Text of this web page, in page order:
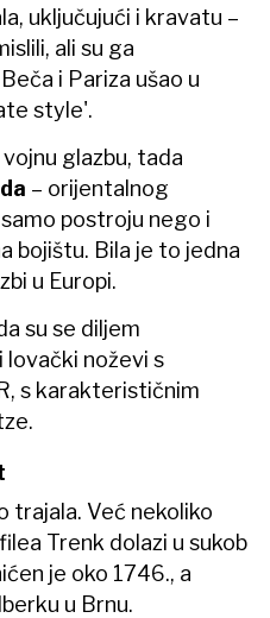
uključujući i kravatu –
ali su ga
i Pariza ušao u
style'.
glazbu, tada
– orijentalnog
postroju nego i
bojištu. Bila je to jedna
u Europi.
su se diljem
noževi s
s karakterističnim
trajala. Već nekoliko
Trenk dolazi u sukob
je oko 1746., a
u Brnu.